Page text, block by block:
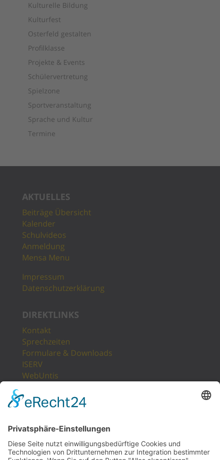
Kulturelle Bildung
Kulturfest
Osterfeld gestalten
Profilklasse
Projekte & Events
Schülervertretung
Spielzone
Sportveranstaltung
Sprache und Kultur
Termine
AKTUELLES
Beiträge Übersicht
Kalender
Schulvideos
Anmeldung
Mensa Menu
Impressum
Datenschutzerklärung
DIREKTLINKS
Kontakt
Sprechzeiten
Formulare & Downloads
ISERV
WebUntis
LogIn
Sitemap
POSTANSCHRIFT
Gesamtschule Osterfeld